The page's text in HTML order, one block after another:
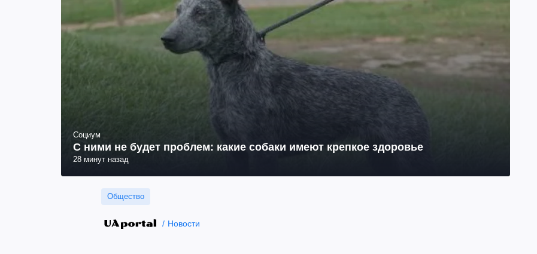
Социум
С ними не будет проблем: какие собаки имеют крепкое здоровье
28 минут назад
Общество
Новости